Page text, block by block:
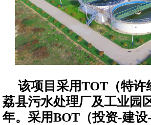
该项目采用TOT（特
荔县污水处理厂及工业园
年。采用BOT（投资-建